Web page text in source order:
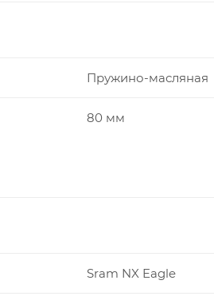
Пружино-масляная
80 мм
Sram NX Eagle